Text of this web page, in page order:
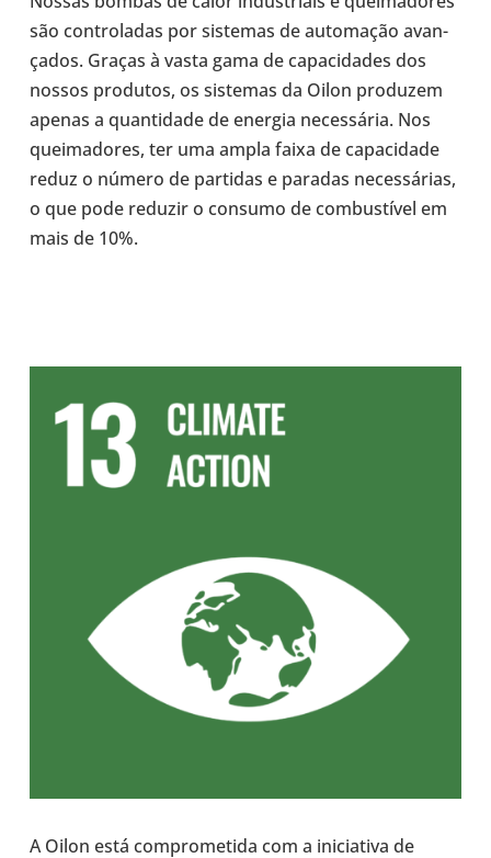
são con­tro­la­das por sis­te­mas de auto­ma­ção avan­
ça­dos. Graças à vasta gama de capa­ci­da­des dos
nossos pro­du­tos, os sis­te­mas da Oilon pro­du­zem
apenas a quan­ti­dade de energia neces­sá­ria. Nos
quei­ma­do­res, ter uma ampla faixa de capa­ci­dade
reduz o número de par­ti­das e paradas neces­sá­rias,
o que pode reduzir o consumo de com­bus­tí­vel em
mais de 10%.
A Oilon está com­pro­me­tida com a ini­ci­a­tiva de